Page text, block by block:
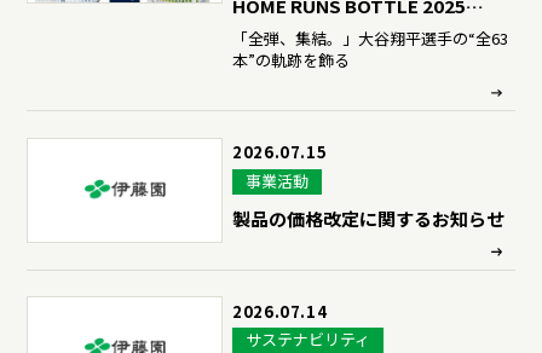
HOME RUNS BOTTLE 2025
SEASON 55+8 EDITION
COMPLETE BOX」を、7月29日
「全弾、集結。」大谷翔平選手の“全63
本”の軌跡を飾る
2026.07.15
事業活動
製品の価格改定に関するお知らせ
2026.07.14
サステナビリティ